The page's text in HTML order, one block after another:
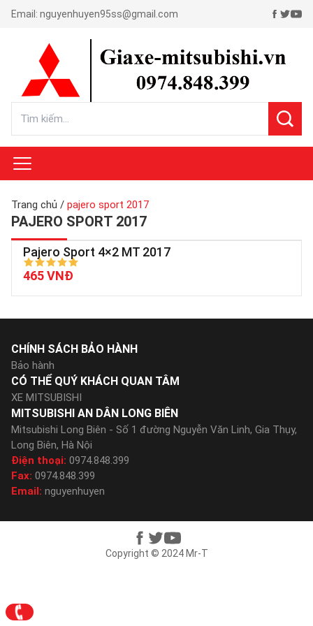
Email: nguyenhuyen95ss@gmail.com
Trang chủ / pajero sport 2017
PAJERO SPORT 2017
Pajero Sport 4×2 MT 2017
465 VNĐ
MITSUBISHI AN DÂN LONG BIÊN
Mitsubishi Long Biên - Số 1 đường Nguyễn Văn Linh, Gia Thụy,
Long Biên, Hà Nội
Điện thoại: 0974.848.399
Fax: 0974.848.399
Email: nguyenhuyen
CHÍNH SÁCH BẢO HÀNH
Bảo hành
CÓ THỂ QUÝ KHÁCH QUAN TÂM
XE MITSUBISHI
Copyright © 2024 Mr-T